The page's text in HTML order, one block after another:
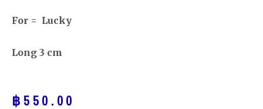
For = Lucky
Long 3 cm
฿ 550.00